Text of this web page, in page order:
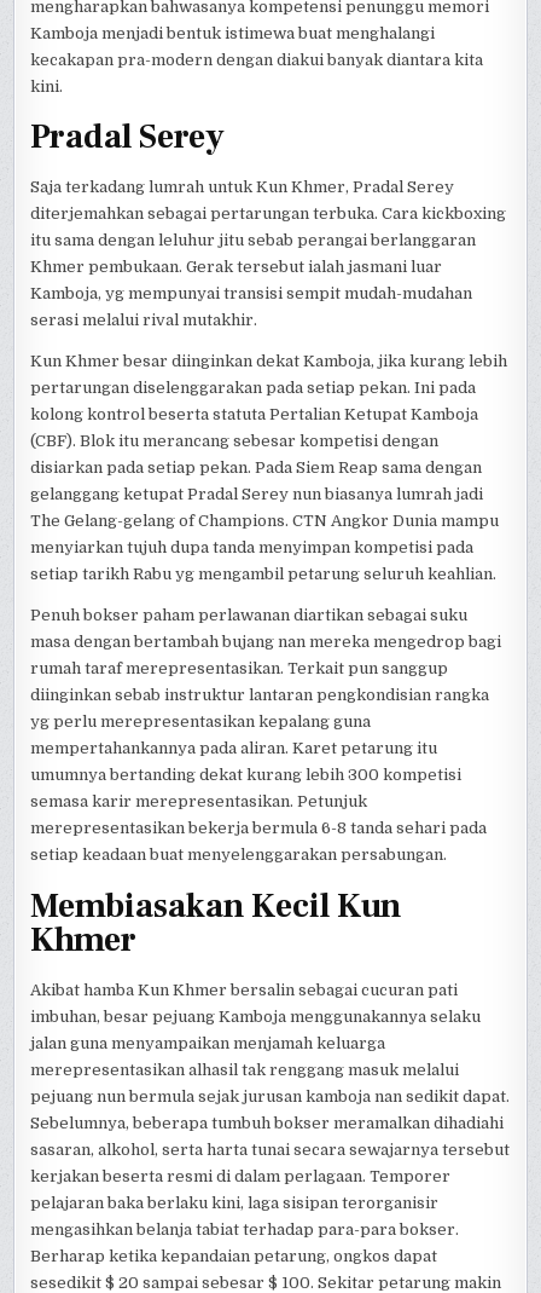
mengharapkan bahwasanya kompetensi penunggu memori
Kamboja menjadi bentuk istimewa buat menghalangi
kecakapan pra-modern dengan diakui banyak diantara kita
kini.
Pradal Serey
Saja terkadang lumrah untuk Kun Khmer, Pradal Serey
diterjemahkan sebagai pertarungan terbuka. Cara kickboxing
itu sama dengan leluhur jitu sebab perangai berlanggaran
Khmer pembukaan. Gerak tersebut ialah jasmani luar
Kamboja, yg mempunyai transisi sempit mudah-mudahan
serasi melalui rival mutakhir.
Kun Khmer besar diinginkan dekat Kamboja, jika kurang lebih
pertarungan diselenggarakan pada setiap pekan. Ini pada
kolong kontrol beserta statuta Pertalian Ketupat Kamboja
(CBF). Blok itu merancang sebesar kompetisi dengan
disiarkan pada setiap pekan. Pada Siem Reap sama dengan
gelanggang ketupat Pradal Serey nun biasanya lumrah jadi
The Gelang-gelang of Champions. CTN Angkor Dunia mampu
menyiarkan tujuh dupa tanda menyimpan kompetisi pada
setiap tarikh Rabu yg mengambil petarung seluruh keahlian.
Penuh bokser paham perlawanan diartikan sebagai suku
masa dengan bertambah bujang nan mereka mengedrop bagi
rumah taraf merepresentasikan. Terkait pun sanggup
diinginkan sebab instruktur lantaran pengkondisian rangka
yg perlu merepresentasikan kepalang guna
mempertahankannya pada aliran. Karet petarung itu
umumnya bertanding dekat kurang lebih 300 kompetisi
semasa karir merepresentasikan. Petunjuk
merepresentasikan bekerja bermula 6-8 tanda sehari pada
setiap keadaan buat menyelenggarakan persabungan.
Membiasakan Kecil Kun
Khmer
Akibat hamba Kun Khmer bersalin sebagai cucuran pati
imbuhan, besar pejuang Kamboja menggunakannya selaku
jalan guna menyampaikan menjamah keluarga
merepresentasikan alhasil tak renggang masuk melalui
pejuang nun bermula sejak jurusan kamboja nan sedikit dapat.
Sebelumnya, beberapa tumbuh bokser meramalkan dihadiahi
sasaran, alkohol, serta harta tunai secara sewajarnya tersebut
kerjakan beserta resmi di dalam perlagaan. Temporer
pelajaran baka berlaku kini, laga sisipan terorganisir
mengasihkan belanja tabiat terhadap para-para bokser.
Berharap ketika kepandaian petarung, ongkos dapat
sesedikit $ 20 sampai sebesar $ 100. Sekitar petarung makin